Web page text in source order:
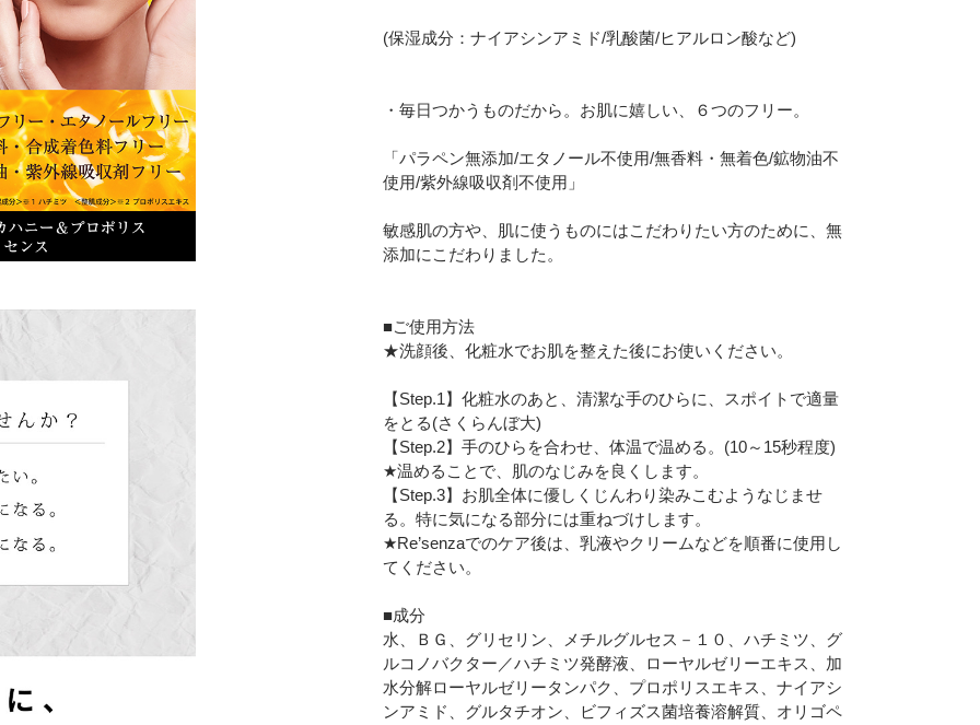
(保湿成分：ナイアシンアミド/乳酸菌/ヒアルロン酸など)
・毎日つかうものだから。お肌に嬉しい、６つのフリー。
「パラペン無添加/エタノール不使用/無香料・無着色/鉱物油不
使用/紫外線吸収剤不使用」
敏感肌の方や、肌に使うものにはこだわりたい方のために、無
添加にこだわりました。
■ご使用方法
★洗顔後、化粧水でお肌を整えた後にお使いください。
【Step.1】化粧水のあと、清潔な手のひらに、スポイトで適量
をとる(さくらんぼ大)
【Step.2】手のひらを合わせ、体温で温める。(10～15秒程度)
★温めることで、肌のなじみを良くします。
【Step.3】お肌全体に優しくじんわり染みこむようなじませ
る。特に気になる部分には重ねづけします。
★Re’senzaでのケア後は、乳液やクリームなどを順番に使用し
てください。
■成分
水、ＢＧ、グリセリン、メチルグルセス－１０、ハチミツ、グ
ルコノバクター／ハチミツ発酵液、ローヤルゼリーエキス、加
水分解ローヤルゼリータンパク、プロポリスエキス、ナイアシ
ンアミド、グルタチオン、ビフィズス菌培養溶解質、オリゴペ